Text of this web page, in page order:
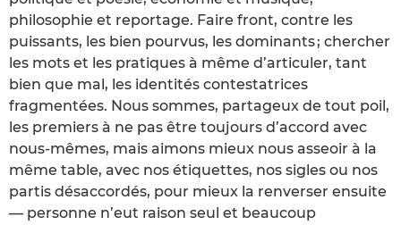
philosophie et reportage. Faire front, contre les
puissants, les bien pourvus, les dominants ; chercher
les mots et les pratiques à même d’articuler, tant
bien que mal, les identités contestatrices
fragmentées. Nous sommes, partageux de tout poil,
les premiers à ne pas être toujours d’accord avec
nous-mêmes, mais aimons mieux nous asseoir à la
même table, avec nos étiquettes, nos sigles ou nos
partis désaccordés, pour mieux la renverser ensuite
— personne n’eut raison seul et beaucoup